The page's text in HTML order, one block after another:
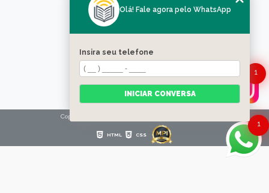
MENU
QUEM SOMOS
PRODUTOS
CONTATO
CATEGORIAS
MAPA DO SITE
Copyright © Impressos ADG. (Lei 9610 de 19/02/1998)
HTML CSS
1
1
Olá! Fale agora pelo WhatsApp
Insira seu telefone
INICIAR CONVERSA